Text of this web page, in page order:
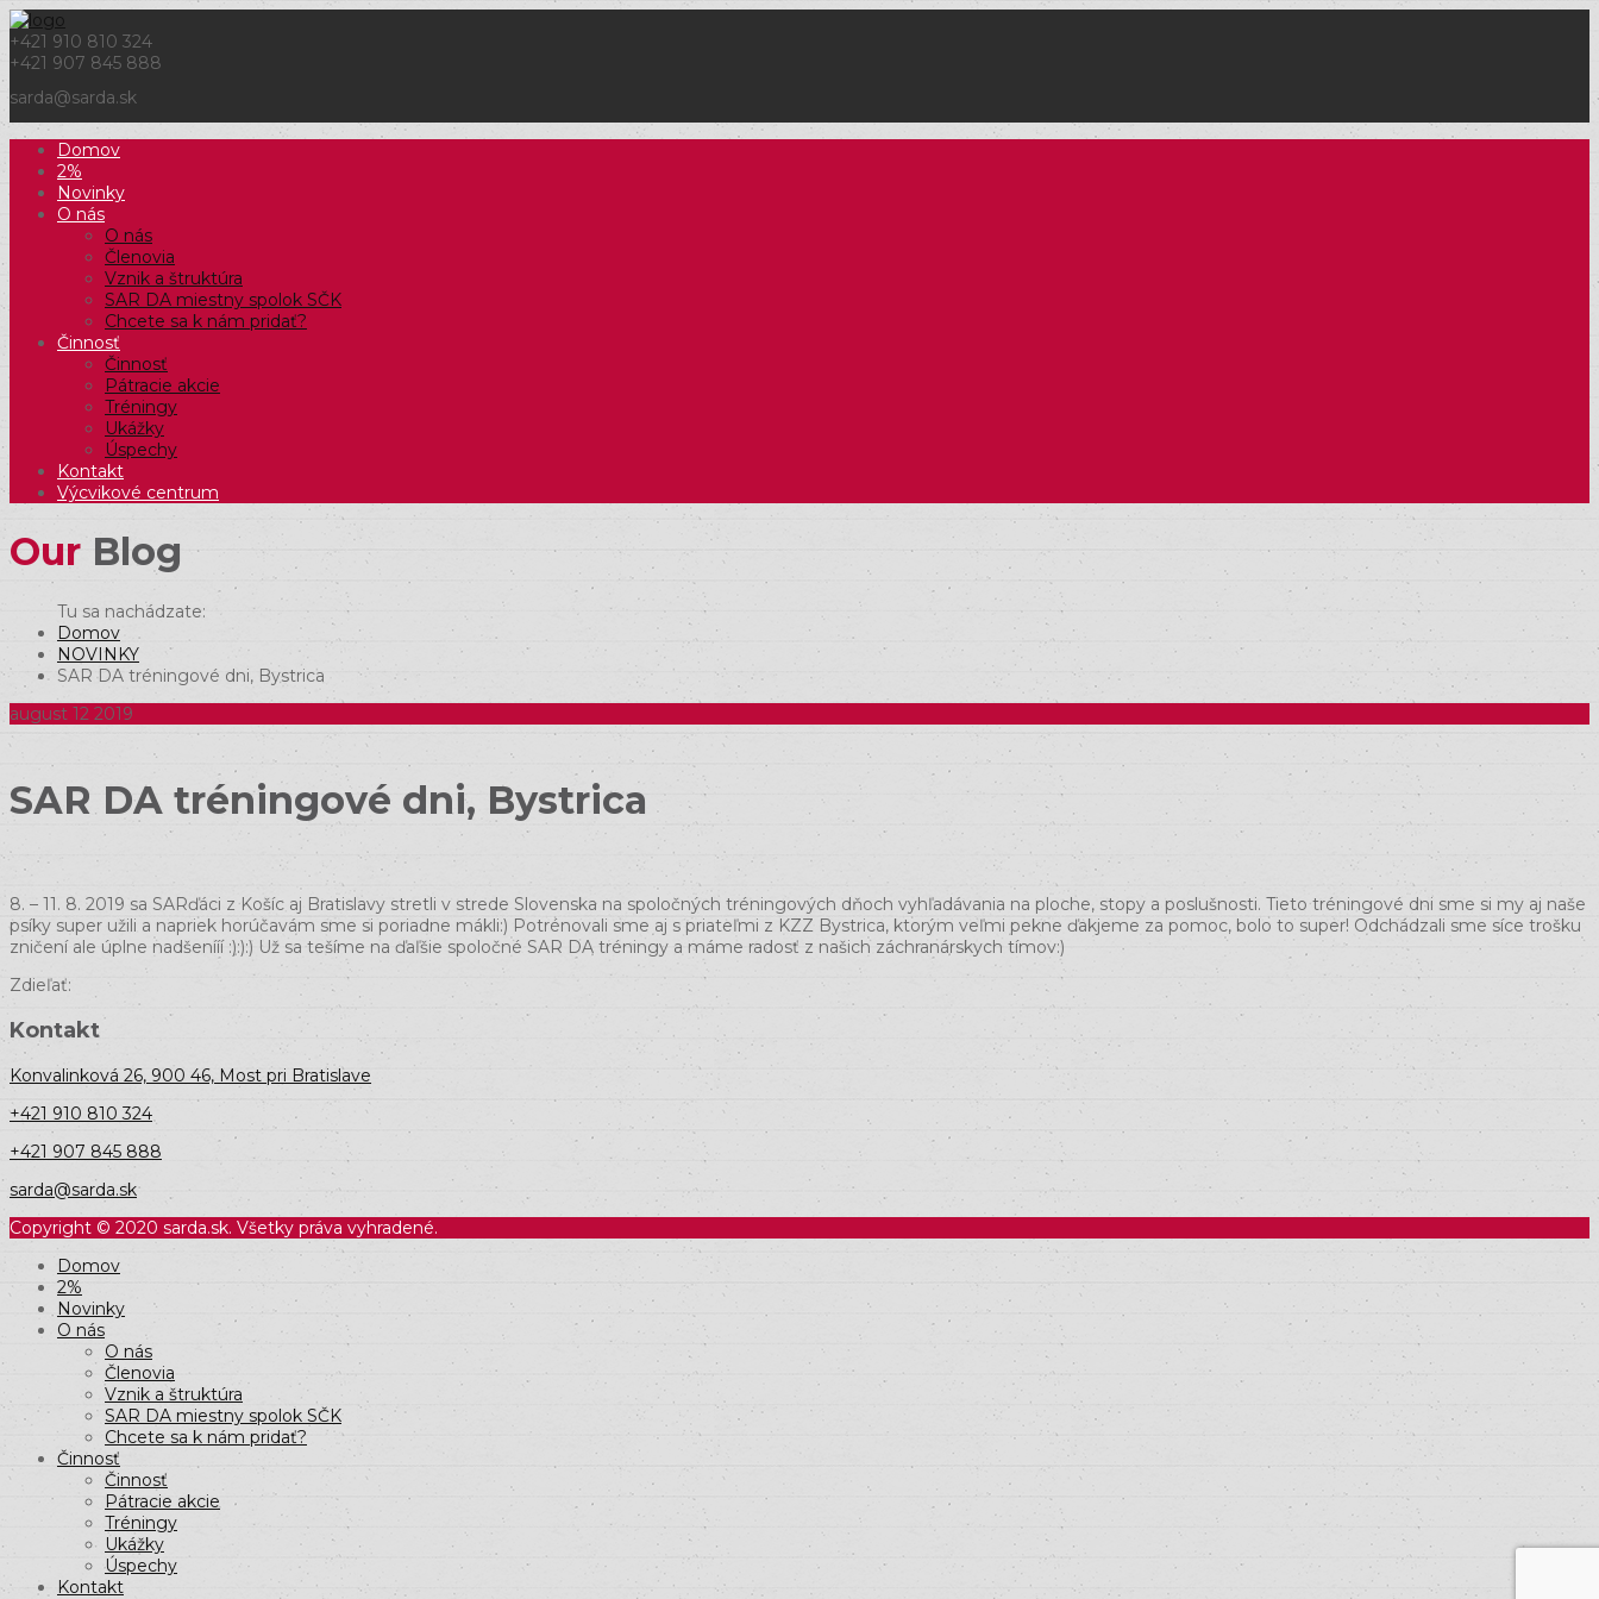
+421 910 810 324
+421 907 845 888
sarda@sarda.sk
Domov
2%
Novinky
O nás
O nás
Členovia
Vznik a štruktúra
SAR DA miestny spolok SČK
Chcete sa k nám pridať?
Činnosť
Činnosť
Pátracie akcie
Tréningy
Ukážky
Úspechy
Kontakt
Výcvikové centrum
Our Blog
Domov
NOVINKY
SAR DA tréningové dni, Bystrica
august 12 2019
SAR DA tréningové dni, Bystrica
8. – 11. 8. 2019 sa SARďáci z Košíc aj Bratislavy stretli v strede Slovenska na spoločných tréningových dňoch vyhľadávania na ploche, stopy a poslušnosti. Tieto tréningové dni sme si my aj naše
psíky super užili a napriek horúčavám sme si poriadne mákli:) Potrénovali sme aj s priateľmi z KZZ Bystrica, ktorým veľmi pekne ďakjeme za pomoc, bolo to super! Odchádzali sme síce trošku
zničení ale úplne nadšenííí :):):) Už sa tešíme na ďaľšie spoločné SAR DA tréningy a máme radosť z našich záchranárskych tímov:)
Zdieľať:
Kontakt
Konvalinková 26, 900 46, Most pri Bratislave
+421 910 810 324
+421 907 845 888
sarda@sarda.sk
Copyright © 2020 sarda.sk. Všetky práva vyhradené.
Domov
2%
Novinky
O nás
O nás
Členovia
Vznik a štruktúra
SAR DA miestny spolok SČK
Chcete sa k nám pridať?
Činnosť
Činnosť
Pátracie akcie
Tréningy
Ukážky
Úspechy
Kontakt